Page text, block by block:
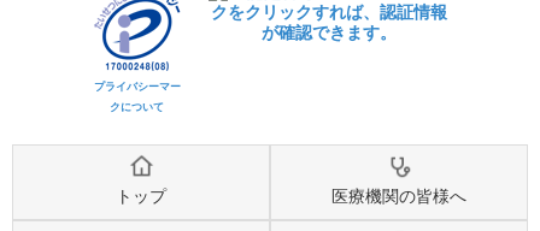
プライバシーマー
クについて
トップ 医療機関の皆様へ